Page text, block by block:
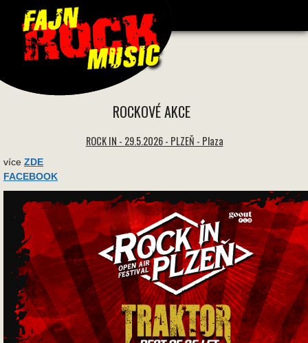
ROCKOVÉ AKCE
ROCK IN - 29.5.2026 - PLZEŇ - Plaza
více ZDE
FACEBOOK